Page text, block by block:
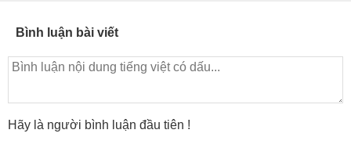
Bình luận bài viết
Hãy là người bình luận đầu tiên !